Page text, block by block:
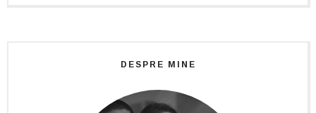
DESPRE MINE